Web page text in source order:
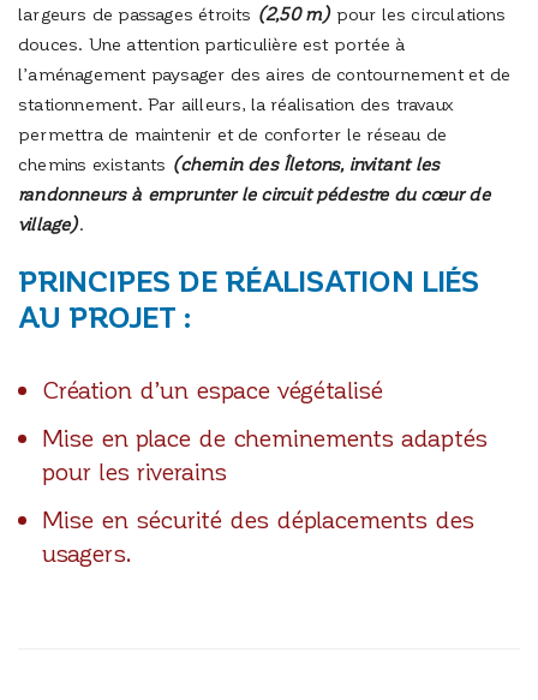
largeurs de passages étroits (2,50 m)pour les circulations
douces. Une attention particulière est portée à
l’aménagement paysager des aires de contournement et de
stationnement. Par ailleurs, la réalisation des travaux
permettra de maintenir et de conforter le réseau de
chemins existants (chemin des Îletons, invitant les
randonneurs à emprunter le circuit pédestre du cœur de
village).
PRINCIPES DE RÉALISATION LIÉS
AU PROJET :
Création d’un espace végétalisé
Mise en place de cheminements adaptés
pour les riverains
Mise en sécurité des déplacements des
usagers.